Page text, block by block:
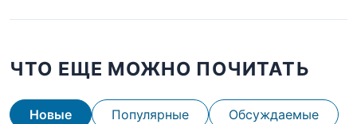
ЧТО ЕЩЕ МОЖНО ПОЧИТАТЬ
Новые Популярные Обсуждаемые